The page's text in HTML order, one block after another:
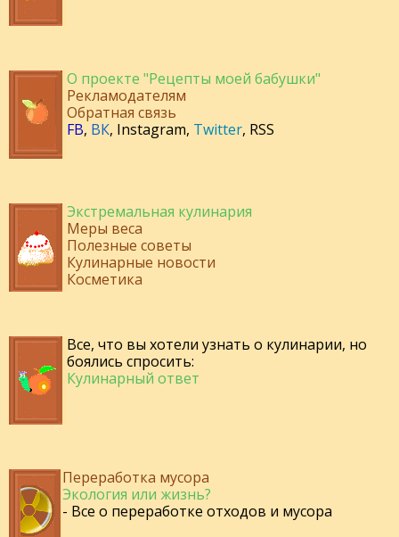
О проекте "Рецепты моей бабушки"
Рекламодателям
Обратная связь
FB, ВК, Instagram, Twitter, RSS
Экстремальная кулинария
Меры веса
Полезные советы
Кулинарные новости
Косметика
Все, что вы хотели узнать о кулинарии, но
боялись спросить:
Кулинарный ответ
Переработка мусора
Экология или жизнь?
- Все о переработке отходов и мусора